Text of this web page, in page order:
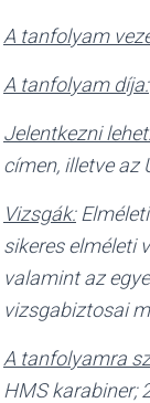
A tanfolyam
A tanfolyam díja:
Jelentkezni
címen, illetve az
Vizsgák:
sikeres elméleti
valamint az
vizsgabiztosai
A tanfolyamra
HMS karabiner;